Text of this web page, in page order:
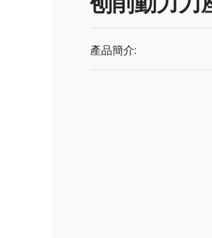
產品簡介: